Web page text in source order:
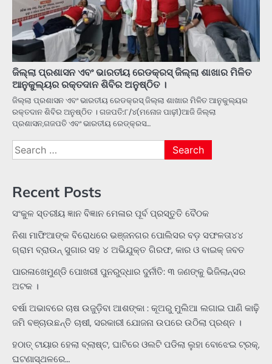
ଜିଲ୍ଲା ପ୍ରଶାସନ ଏବଂ ଭାରତୀୟ ରେଡକ୍ରସ୍ ଜିଲ୍ଲା ଶାଖାର ମିଳିତ
ଆନୁକୁଲ୍ୟର ରକ୍ତଦାନ ଶିବିର ଅନୁଷ୍ଠିତ ।
ଜିଲ୍ଲା ପ୍ରଶାସନ ଏବଂ ଭାରତୀୟ ରେଡକ୍ରସ୍ ଜିଲ୍ଲା ଶାଖାର ମିଳିତ ଆନୁକୁଲ୍ୟର
ରକ୍ତଦାନ ଶିବିର ଅନୁଷ୍ଠିତ । ଗଜପତି:୮/୪(ମନୋଜ ପାଢ଼ୀ)ଆଜି ଜିଲ୍ଲା
ପ୍ରଶାସନ,ଗଜପତି ଏବଂ ଭାରତୀୟ ରେଡ୍‌କ୍ରସ…
Search
for:
Recent Posts
ସଂକୁଳ ସ୍ତରୀୟ ଜ୍ଞାନ ବିଜ୍ଞାନ ମେଳାର ପୂର୍ବ ପ୍ରସ୍ତୁତି ବୈଠକ
ନିଶା ମାଫିଆଙ୍କ ବିରୋଧରେ ଭଞ୍ଜନଗର ପୋଲିସର ବଡ଼ ସଫଳତା୪୪
ଗ୍ରାମ ବ୍ରାଉନ୍ ସୁଗାର ସହ ୪ ଅଭିଯୁକ୍ତ ଗିରଫ, କାର ଓ ବାଇକ୍ ଜବତ
ପାରଳାଖେମୁଣ୍ଡି ପୋଖରୀ ପୁନରୁଦ୍ଧାର ଦୁର୍ନୀତି: ୩ ଜଣଙ୍କୁ ଭିଜିଲାନ୍ସର
ଅଟକ ।
ବର୍ଷା ଅଭାବରେ ଚାଷ ଉଜୁଡ଼ିବା ଆଶଙ୍କା : କୂଅରୁ ମୁଲିଆ ଲଗାଇ ପାଣି କାଢ଼ି
ଜମି ବଞ୍ଚାଉଛନ୍ତି ଚାଷୀ, ସରକାରୀ ଯୋଜନା ଉପରେ ଉଠିଲା ପ୍ରଶ୍ନ ।
ହଠାତ୍‌ ଟାୟାର ହେଲା ବ୍ଲାଷ୍ଟ, ଘାଟିରେ ଓଲଟି ପଡିଲା ଲୁହା ବୋଝେଇ ଟ୍ରକ୍‌,
ଘଟଣାସ୍ଥଳରେ…